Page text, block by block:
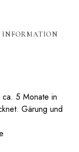
INFORMATION
5 Monate in
Gärung und